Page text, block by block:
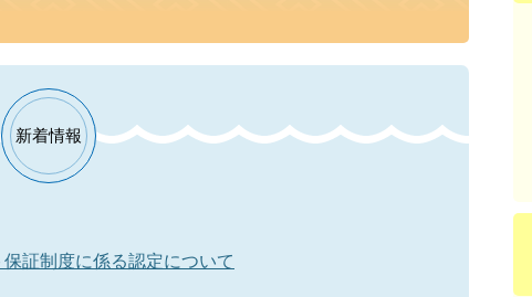
新着情報
証制度に係る認定について